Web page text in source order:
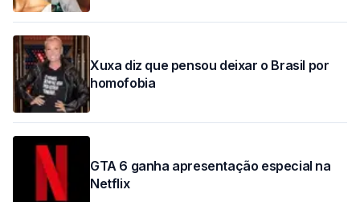
Xuxa diz que pensou deixar o Brasil por
homofobia
GTA 6 ganha apresentação especial na
Netflix